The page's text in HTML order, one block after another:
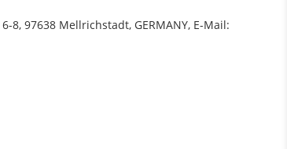
8, 97638 Mellrichstadt, GERMANY, E-Mail: